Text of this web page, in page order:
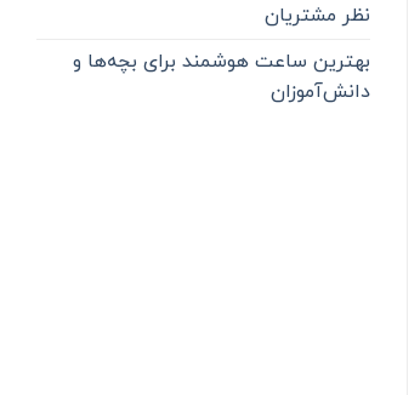
نظر مشتریان
بهترین ساعت هوشمند برای بچه‌ها و
دانش‌آموزان